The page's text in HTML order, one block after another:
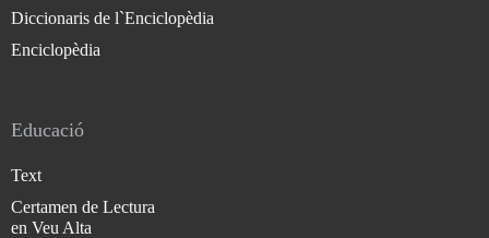
Diccionaris de l`Enciclopèdia
Enciclopèdia
Educació
Text
Certamen de Lectura
en Veu Alta